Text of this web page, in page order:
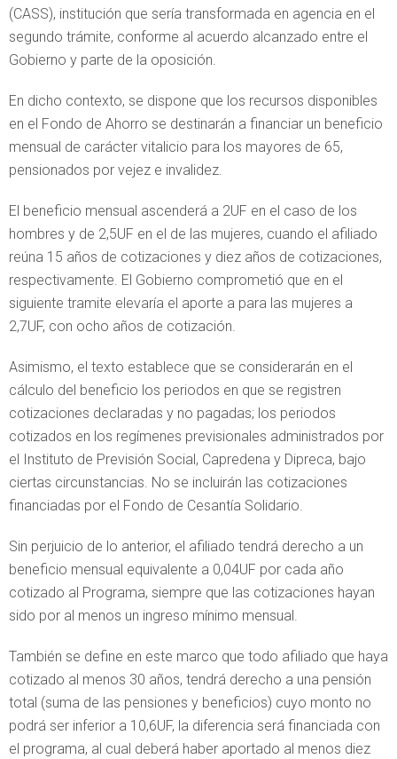
(CASS), institución que sería transformada en agencia en el
segundo trámite, conforme al acuerdo alcanzado entre el
Gobierno y parte de la oposición.
En dicho contexto, se dispone que los recursos disponibles
en el Fondo de Ahorro se destinarán a financiar un beneficio
mensual de carácter vitalicio para los mayores de 65,
pensionados por vejez e invalidez.
El beneficio mensual ascenderá a 2UF en el caso de los
hombres y de 2,5UF en el de las mujeres, cuando el afiliado
reúna 15 años de cotizaciones y diez años de cotizaciones,
respectivamente. El Gobierno comprometió que en el
siguiente tramite elevaría el aporte a para las mujeres a
2,7UF, con ocho años de cotización.
Asimismo, el texto establece que se considerarán en el
cálculo del beneficio los periodos en que se registren
cotizaciones declaradas y no pagadas; los periodos
cotizados en los regímenes previsionales administrados por
el Instituto de Previsión Social, Capredena y Dipreca, bajo
ciertas circunstancias. No se incluirán las cotizaciones
financiadas por el Fondo de Cesantía Solidario.
Sin perjuicio de lo anterior, el afiliado tendrá derecho a un
beneficio mensual equivalente a 0,04UF por cada año
cotizado al Programa, siempre que las cotizaciones hayan
sido por al menos un ingreso mínimo mensual.
También se define en este marco que todo afiliado que haya
cotizado al menos 30 años, tendrá derecho a una pensión
total (suma de las pensiones y beneficios) cuyo monto no
podrá ser inferior a 10,6UF, la diferencia será financiada con
el programa, al cual deberá haber aportado al menos diez